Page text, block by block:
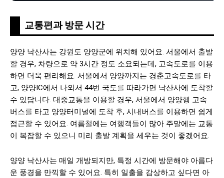
교통편과 방문 시간
양양 낙산사는 강원도 양양군에 위치해 있어요. 서울에서 출발
할 경우, 차량으로 약 3시간 정도 소요되는데, 고속도로를 이용
하면 더욱 편리해요. 서울에서 양양까지는 경춘고속도로를 타
고, 양양IC에서 나와서 44번 국도를 따라가면 낙산사에 도착할
수 있답니다. 대중교통을 이용할 경우, 서울에서 양양행 고속
버스를 타고 양양터미널에 도착 후, 시내버스를 이용하면 쉽게
접근할 수 있어요. 여름철에는 여행객들이 많아 주말에는 교통
이 복잡할 수 있으니 미리 출발 계획을 세우는 것이 좋겠어요.
양양 낙산사는 매일 개방되지만, 특정 시간에 방문해야 아름다
운 풍경을 만끽할 수 있어요. 특히 일출을 감상하고 싶다면 아